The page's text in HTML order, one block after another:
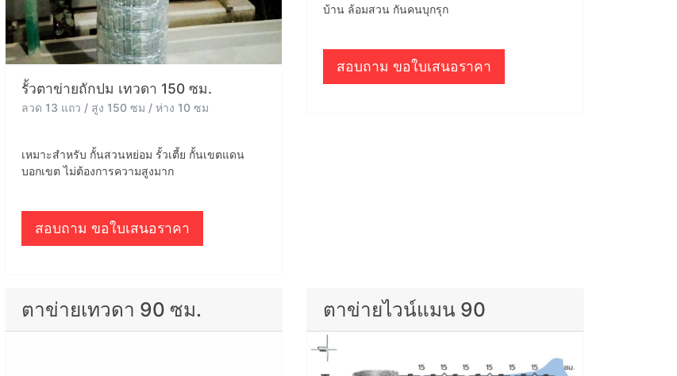
รั้วตาข่ายถักปม เทวดา 150 ซม.
ลวด 13 แถว / สูง 150 ซม / ห่าง 10 ซม
เหมาะสำหรับ กั้นสวนหย่อม รั้วเตี้ย กั้นเขตแดน
บอกเขต ไม่ต้องการความสูงมาก
สอบถาม ขอใบเสนอราคา
บ้าน ล้อมสวน กันคนบุกรุก
สอบถาม ขอใบเสนอราคา
ตาข่ายเทวดา 90 ซม. ตาข่ายไวน์แมน 90